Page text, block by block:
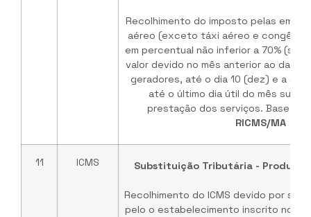
Recolhimento do imposto pelas
aéreo (exceto táxi aéreo e
em percentual não inferior a 70%
valor devido no mês anterior ao da
geradores, até o dia 10 (dez) e a sua
até o último dia útil do mês
prestação dos serviços. Base
RICMS/MA
11 ICMS Substituição Tributária - Produtos
Recolhimento do ICMS devido por
pelo o estabelecimento inscrito no